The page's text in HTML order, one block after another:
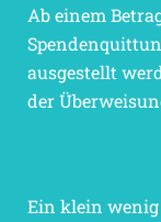
Ab einem
ausgestellt
der
Ein klein wenig